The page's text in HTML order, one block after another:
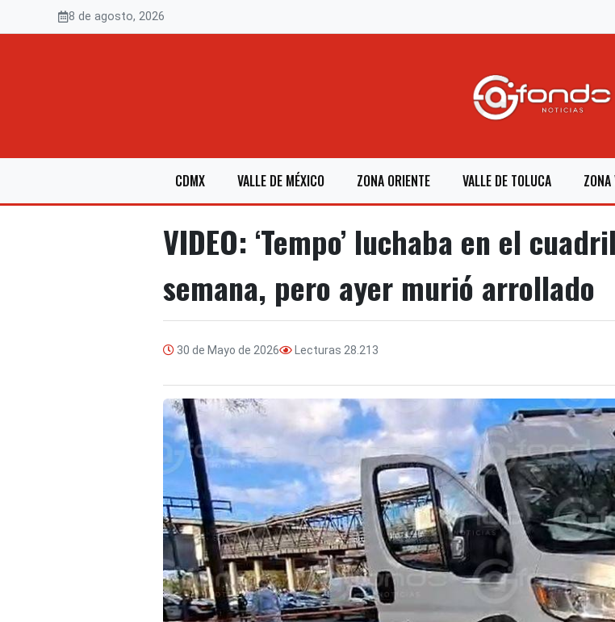
8 de agosto, 2026
CDMX VALLE DE MÉXICO ZONA ORIENTE VALLE DE TOLUCA ZONA
VIDEO: ‘Tempo’ luchaba en el
semana, pero ayer murió arrollado
30 de Mayo de 2026 Lecturas 28.213